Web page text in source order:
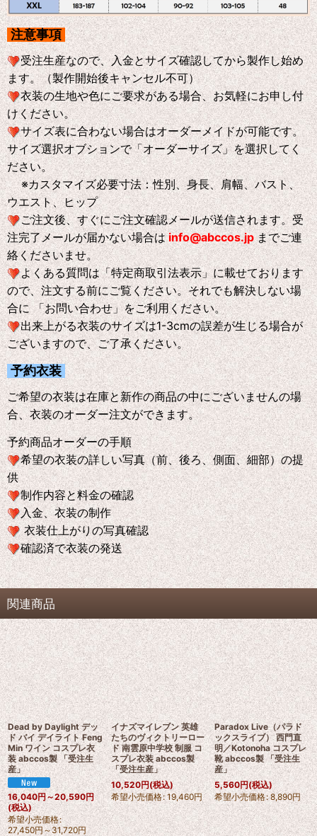
注意事項
受注生産なので、入金とサイズ確認してから製作し始め
ます。（製作開始後キャンセル不可）
衣装の生地や色にご要求がある場合、お気軽にお申し付
けください。
サイズ表に合わない場合はオーダーメイドが可能です。
サイズ選択オブションで「オーダーサイズ」を選択してく
ださい。
※カスタマイズ必要寸法：性別、身長、肩幅、バスト、
ウエスト、ヒップ
ご注文後、すぐにご注文確認メールが送信されます。受
注完了メールが届かない場合はinfo@abccos.jp までご連
絡くださいませ。
よくある質問は「特定商取引法表示」に載せております
ので、注文する前にご覧ください。それでも解決しない場
合に 「お問い合わせ」をご利用ください。
出来上がる衣装のサイズは1-3cmの誤差が生じる場合が
ございますので、ご了承ください。
予約衣装
ご希望の衣装は在庫と新作の商品の中にございませんの場
合、衣装のオーダー注文ができます。
予約商品オーダーの手順
希望の衣装の詳しい写真（前、後ろ、側面、細部）の提
供
制作内容と料金の確認
入金、衣装の制作
衣装仕上がりの写真確認
確認済で衣装の発送
関連商品
Dead by Daylight デッ
ド バイ デイライト Feng
Min ワイン コスプレ衣
装 abccos製 「受注生
産」
16,040円～20,590円
(税込)
希望小売価格:
27,450円～31,720円
イナズマイレブン 英雄
たちのヴィクトリーロー
ド 南雲原中学校 制服 コ
スプレ衣装 abccos製
「受注生産」
10,520円(税込)
希望小売価格: 19,460円
Paradox Live（パラド
ックスライブ） 西門直
明／Kotonoha コスプレ
靴 abccos製 「受注生
産」
5,560円(税込)
希望小売価格: 8,890円